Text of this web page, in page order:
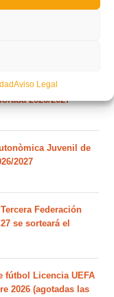
Aviso Legal
Futsal
de Tercera
2026/2027
Juvenil de
2027
Federación
se sorteará el
fútbol Licencia UEFA
2026 (agotadas las